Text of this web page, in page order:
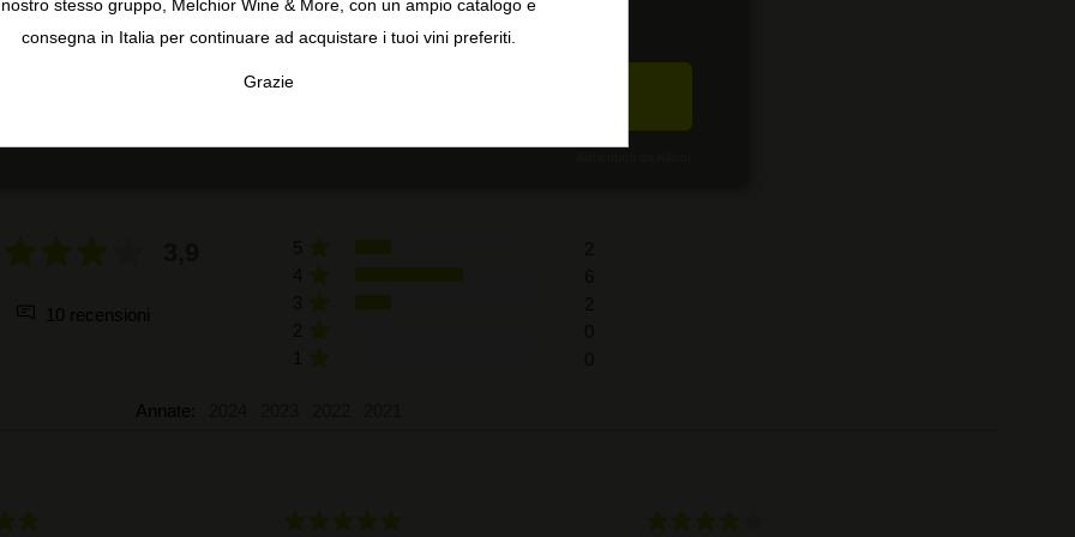
RECENSIONI DEGLI UTENTI
10 recensioni
Annate:
nostro stesso gruppo, Melchior Wine & More, con un ampio catalogo e
consegna in Italia per continuare ad acquistare i tuoi vini preferiti.
Grazie